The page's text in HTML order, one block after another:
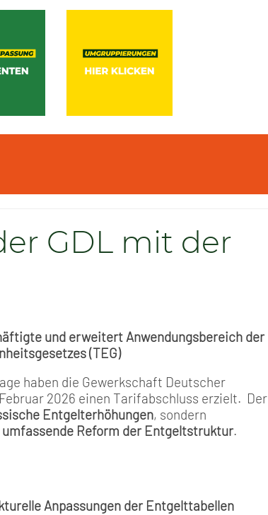
GDL mit der
und erweitert Anwendungsbereich der
(TEG)
haben die Gewerkschaft Deutscher
2026 einen Tarifabschluss erzielt. Der
Entgelterhöhungen, sondern
Reform der Entgeltstruktur.
Anpassungen der Entgelttabellen